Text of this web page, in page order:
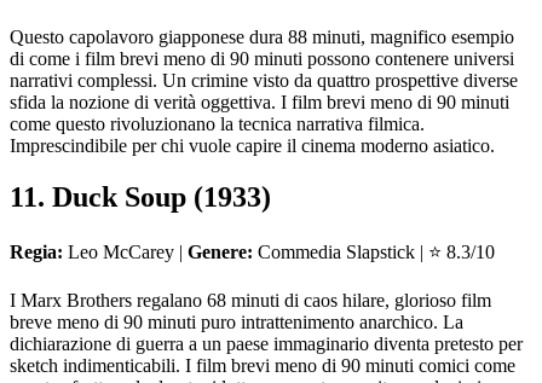
Questo capolavoro giapponese dura 88 minuti, magnifico esempio
di come i film brevi meno di 90 minuti possono contenere universi
narrativi complessi. Un crimine visto da quattro prospettive diverse
sfida la nozione di verità oggettiva. I film brevi meno di 90 minuti
come questo rivoluzionano la tecnica narrativa filmica.
Imprescindibile per chi vuole capire il cinema moderno asiatico.
11. Duck Soup (1933)
Regia: Leo McCarey | Genere: Commedia Slapstick | ⭐ 8.3/10
I Marx Brothers regalano 68 minuti di caos hilare, glorioso film
breve meno di 90 minuti puro intrattenimento anarchico. La
dichiarazione di guerra a un paese immaginario diventa pretesto per
sketch indimenticabili. I film brevi meno di 90 minuti comici come